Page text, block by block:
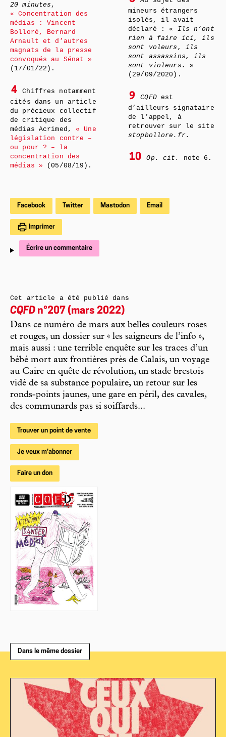
20 minutes ,
« Concentration des
médias : Vincent
Bolloré, Bernard
Arnault et d’autres
magnats de la presse
convoqués au Sénat »
(17/01/22).
4
Chiffres notamment
cités dans un article
du précieux collectif
de critique des
médias Acrimed,« Une
législation contre –
ou pour ? – la
concentration des
médias » (05/08/19).
mineurs étrangers
isolés, il avait
déclaré : « Ils n’ont
rien à faire ici, ils
sont voleurs, ils
sont assassins, ils
sont violeurs.
»
(29/09/2020).
9 CQFDest
d’ailleurs signataire
de l’appel, à
retrouver sur le site
stopbollore.fr.
10 Op. cit. note 6.
Facebook Twitter Mastodon Email
Imprimer
Écrire un commentaire
Cet article a été publié dans
CQFD n°207 (mars 2022)
Dans ce numéro de mars aux belles couleurs roses
et rouges, un dossier sur « les saigneurs de l’info »,
mais aussi : une terrible enquête sur les traces d’un
bébé mort aux frontières près de Calais, un voyage
au Caire en quête de révolution, un stade brestois
vidé de sa substance populaire, un retour sur les
ronds-points jaunes, une gare en péril, des cavales,
des communards pas si soiffards...
Trouver un point de vente
Je veux m'abonner
Faire un don
Dans le même dossier